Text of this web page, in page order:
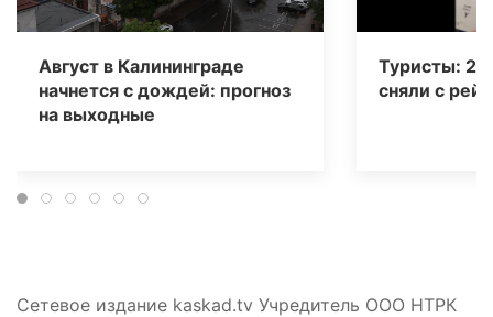
Август в Калининграде
начнется с дождей: прогноз
на выходные
Туристы: 20
сняли с
Сетевое издание kaskad.tv Учредитель ООО НТРК